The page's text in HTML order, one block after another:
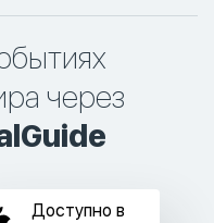
через
Доступно в